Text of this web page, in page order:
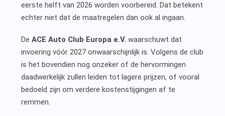
eerste helft van 2026 worden voorbereid. Dat betekent
echter niet dat de maatregelen dan ook al ingaan.
De ACE Auto Club Europa e.V. waarschuwt dat
invoering vóór 2027 onwaarschijnlijk is. Volgens de club
is het bovendien nog onzeker of de hervormingen
daadwerkelijk zullen leiden tot lagere prijzen, of vooral
bedoeld zijn om verdere kostenstijgingen af te
remmen.